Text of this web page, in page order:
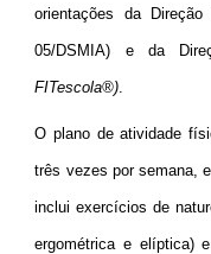
orientações da
05/DSMIA) e da
FITescola®).
O plano de atividade
três vezes por semana,
inclui exercícios de
ergométrica e elíptica)